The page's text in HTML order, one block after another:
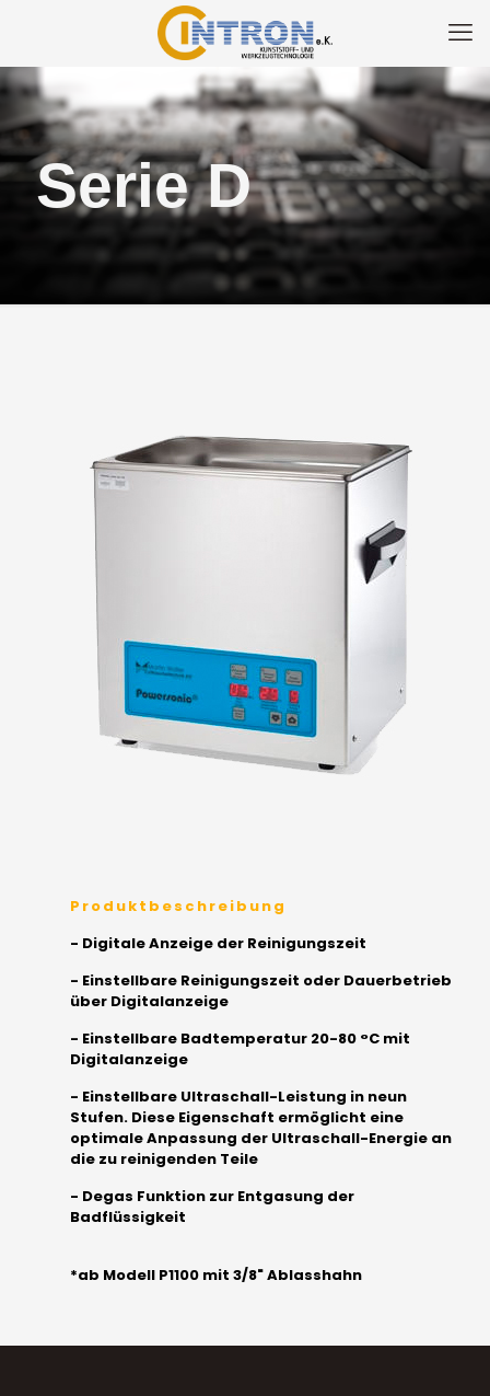
Serie D
Produktbeschreibung
- Digitale Anzeige der Reinigungszeit
- Einstellbare Reinigungszeit oder Dauerbetrieb
über Digitalanzeige
- Einstellbare Badtemperatur 20-80 °C mit
Digitalanzeige
- Einstellbare Ultraschall-Leistung in neun
Stufen. Diese Eigenschaft ermöglicht eine
optimale Anpassung der Ultraschall-Energie an
die zu reinigenden Teile
- Degas Funktion zur Entgasung der
Badflüssigkeit
*ab Modell P1100 mit 3/8" Ablasshahn